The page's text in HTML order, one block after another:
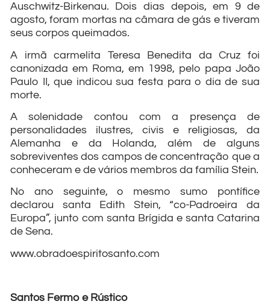
Auschwitz-Birkenau. Dois dias depois, em 9 de
agosto, foram mortas na câmara de gás e tiveram
seus corpos queimados.
A irmã carmelita Teresa Benedita da Cruz foi
canonizada em Roma, em 1998, pelo papa João
Paulo II, que indicou sua festa para o dia de sua
morte.
A solenidade contou com a presença de
personalidades ilustres, civis e religiosas, da
Alemanha e da Holanda, além de alguns
sobreviventes dos campos de concentração que a
conheceram e de vários membros da família Stein.
No ano seguinte, o mesmo sumo pontífice
declarou santa Edith Stein, “co-Padroeira da
Europa”, junto com santa Brígida e santa Catarina
de Sena.
www.obradoespiritosanto.com
Santos Fermo e Rústico